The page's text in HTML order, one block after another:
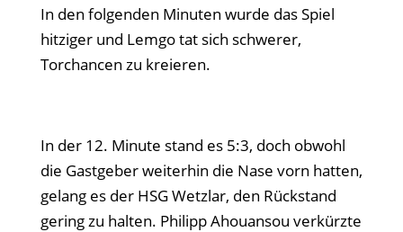
In den folgenden Minuten wurde das Spiel
hitziger und Lemgo tat sich schwerer,
Torchancen zu kreieren.
In der 12. Minute stand es 5:3, doch obwohl
die Gastgeber weiterhin die Nase vorn hatten,
gelang es der HSG Wetzlar, den Rückstand
gering zu halten. Philipp Ahouansou verkürzte